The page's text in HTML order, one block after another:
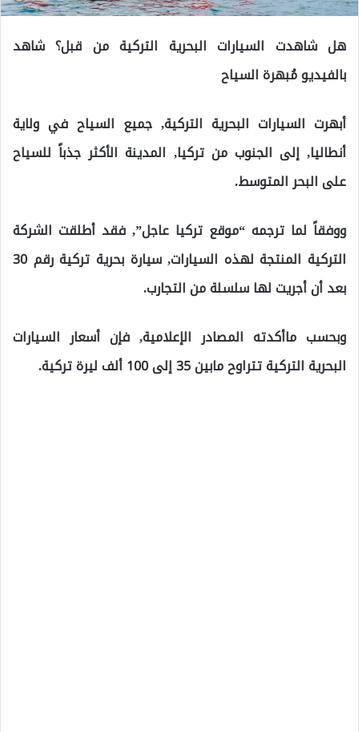
هل شاهدت السيارات البحرية التركية من قبل؟ شاهد
بالفيديو مُبهرة السياح
أبهرت السيارات البحرية التركية, جميع السياح في ولاية
أنطاليا, إلى الجنوب من تركيا, المدينة الأكثر جذباً للسياح
على البحر المتوسط.
ووفقاً لما ترجمه “موقع تركيا عاجل”, فقد أطلقت الشركة
التركية المنتجة لهذه السيارات, سيارة بحرية تركية رقم 30
بعد أن أجريت لها سلسلة من التجارب.
وبحسب ماأكدته المصادر الإعلامية, فإن أسعار السيارات
البحرية التركية تتراوح مابين 35 إلى 100 ألف ليرة تركية.